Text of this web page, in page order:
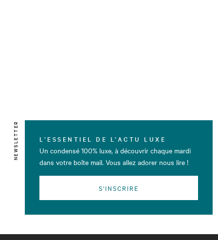
NEWSLETTER L’ESSENTIEL DE L’ACTU LUXE
Un condensé 100% luxe, à découvrir chaque mardi
dans votre boîte mail. Vous allez adorer nous lire !
S'INSCRIRE